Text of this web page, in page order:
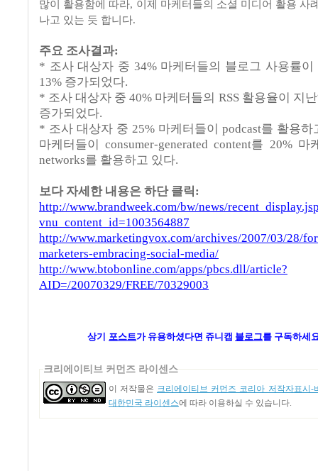
많이 활용함에 따라, 이제 마케터들의 소셜 미디어 활용 사
나고 있는 듯 합니다.
주요 조사결과:
* 조사 대상자 중 34% 마케터들의 블로그 사용률이
13% 증가되었다.
* 조사 대상자 중 40% 마케터들의 RSS 활용율이 지
증가되었다.
* 조사 대상자 중 25% 마케터들이 podcast를 활용하
마케터들이 consumer-generated content를 20% 마
networks를 활용하고 있다.
보다 자세한 내용은 하단 클릭:
http://www.brandweek.com/bw/news/
vnu_content_id=1003564887
http://www.marketingvox.com/archives/2007/03/28/
marketers-embracing-social-media/
http://www.btobonline.com/apps/pbcs.dll/article?
AID=/20070329/FREE/70329003
상기 포스트가유용하셨다면 쥬니캡 블로그를 구독하세
크리에이티브 커먼즈 라이센스
이 저작물은 크리에이티브 커먼즈 코리아 저작자표시-
대한민국 라이센스에 따라 이용하실 수 있습니다.